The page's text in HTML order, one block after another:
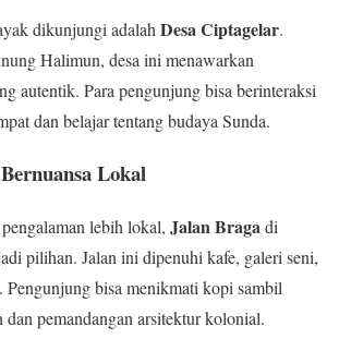
dikunjungi adalah Desa Ciptagelar.
Halimun, desa ini menawarkan
autentik. Para pengunjung bisa berinteraksi
dan belajar tentang budaya Sunda.
Lokal
lebih lokal, Jalan Bragadi
pilihan. Jalan ini dipenuhi kafe, galeri seni,
bisa menikmati kopi sambil
dan pemandangan arsitektur kolonial.